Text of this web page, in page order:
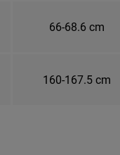
66-68.6 cm
160-167.5 cm